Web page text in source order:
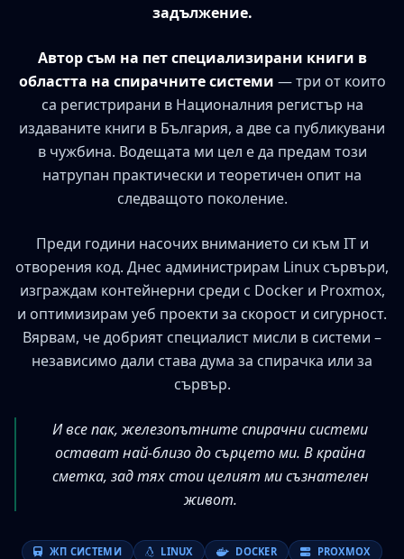
задължение.
Автор съм на пет специализирани книги в
областта на спирачните системи — три от които
са регистрирани в Националния регистър на
издаваните книги в България, а две са публикувани
в чужбина. Водещата ми цел е да предам този
натрупан практически и теоретичен опит на
следващото поколение.
Преди години насочих вниманието си към IT и
отворения код. Днес администрирам Linux сървъри,
изграждам контейнерни среди с Docker и Proxmox,
и оптимизирам уеб проекти за скорост и сигурност.
Вярвам, че добрият специалист мисли в системи –
независимо дали става дума за спирачка или за
сървър.
И все пак, железопътните спирачни системи
остават най-близо до сърцето ми. В крайна
сметка, зад тях стои целият ми съзнателен
живот.
ЖП СИСТЕМИ LINUX DOCKER
PROXMOX